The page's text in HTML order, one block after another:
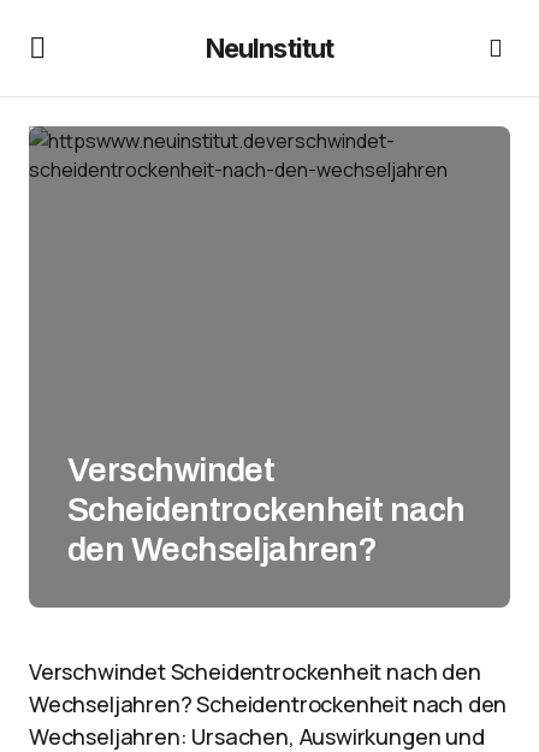
NeuInstitut
Verschwindet
Scheidentrockenheit nach
den Wechseljahren?
Verschwindet Scheidentrockenheit nach den
Wechseljahren? Scheidentrockenheit nach den
Wechseljahren: Ursachen, Auswirkungen und